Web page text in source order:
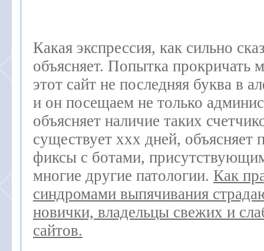
посещаемый ресурс WWW.
Какая экспрессия, как сильно
объясняет. Попытка прокричать
этот сайт не последняя буква в
и он посещаем не только
объясняет наличие таких
существует ххх дней, объясняет
фиксы с ботами,
многие другие патологии. Как
синдромами выпячивания
новички, владельцы свежих и
сайтов.